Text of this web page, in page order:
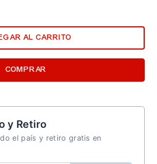
AL CARRITO
COMPRAR
y Retiro
el país y retiro gratis en